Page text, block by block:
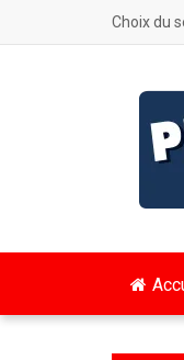
Choix du